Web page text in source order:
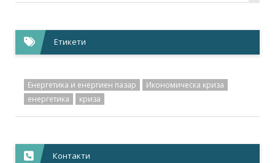
Етикети
Енергетика и енергиен пазар
Икономическа криза
енергетика
криза
Контакти